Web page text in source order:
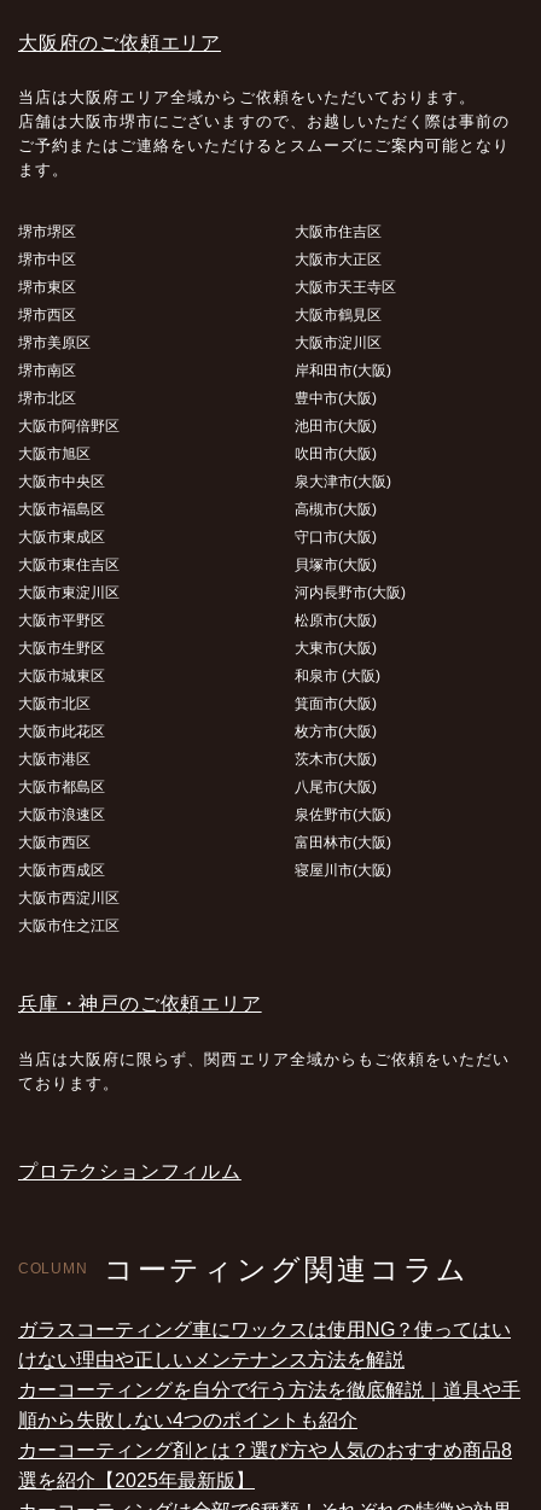
大阪府のご依頼エリア
当店は大阪府エリア全域からご依頼をいただいております。
店舗は大阪市堺市にございますので、お越しいただく際は事前の
ご予約またはご連絡をいただけるとスムーズにご案内可能となり
ます。
堺市堺区
堺市中区
堺市東区
堺市西区
堺市美原区
堺市南区
堺市北区
大阪市阿倍野区
大阪市旭区
大阪市中央区
大阪市福島区
大阪市東成区
大阪市東住吉区
大阪市東淀川区
大阪市平野区
大阪市生野区
大阪市城東区
大阪市北区
大阪市此花区
大阪市港区
大阪市都島区
大阪市浪速区
大阪市西区
大阪市西成区
大阪市西淀川区
大阪市住之江区
大阪市住吉区
大阪市大正区
大阪市天王寺区
大阪市鶴見区
大阪市淀川区
岸和田市(大阪)
豊中市(大阪)
池田市(大阪)
吹田市(大阪)
泉大津市(大阪)
高槻市(大阪)
守口市(大阪)
貝塚市(大阪)
河内長野市(大阪)
松原市(大阪)
大東市(大阪)
和泉市 (大阪)
箕面市(大阪)
枚方市(大阪)
茨木市(大阪)
八尾市(大阪)
泉佐野市(大阪)
富田林市(大阪)
寝屋川市(大阪)
兵庫・神戸のご依頼エリア
当店は大阪府に限らず、関西エリア全域からもご依頼をいただい
ております。
プロテクションフィルム
COLUMN コーティング関連コラム
ガラスコーティング車にワックスは使用NG？使ってはい
けない理由や正しいメンテナンス方法を解説
カーコーティングを自分で行う方法を徹底解説｜道具や手
順から失敗しない4つのポイントも紹介
カーコーティング剤とは？選び方や人気のおすすめ商品8
選を紹介【2025年最新版】